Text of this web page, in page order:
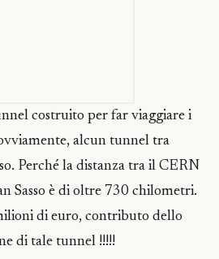
costruito per far viaggiare i
alcun tunnel tra
Perché la distanza tra il CERN
Sasso è di oltre 730 chilometri.
di euro, contributo dello
di tale tunnel !!!!!